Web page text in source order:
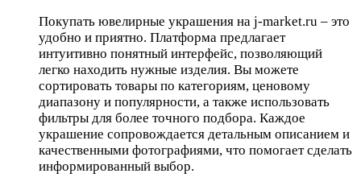
Покупать ювелирные украшения на j-market.ru – это
удобно и приятно. Платформа предлагает
интуитивно понятный интерфейс, позволяющий
легко находить нужные изделия. Вы можете
сортировать товары по категориям, ценовому
диапазону и популярности, а также использовать
фильтры для более точного подбора. Каждое
украшение сопровождается детальным описанием и
качественными фотографиями, что помогает сделать
информированный выбор.